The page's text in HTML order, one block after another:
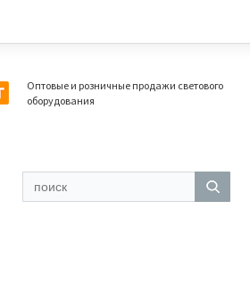
Оптовые и розничные продажи светового
оборудования